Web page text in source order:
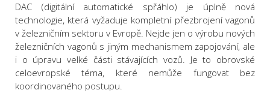
DAC (digitální automatické spřáhlo) je úplně nová
technologie, která vyžaduje kompletní přezbrojení vagonů
v železničním sektoru v Evropě. Nejde jen o výrobu nových
železničních vagonů s jiným mechanismem zapojování, ale
i o úpravu velké části stávajících vozů. Je to obrovské
celoevropské téma, které nemůže fungovat bez
koordinovaného postupu.